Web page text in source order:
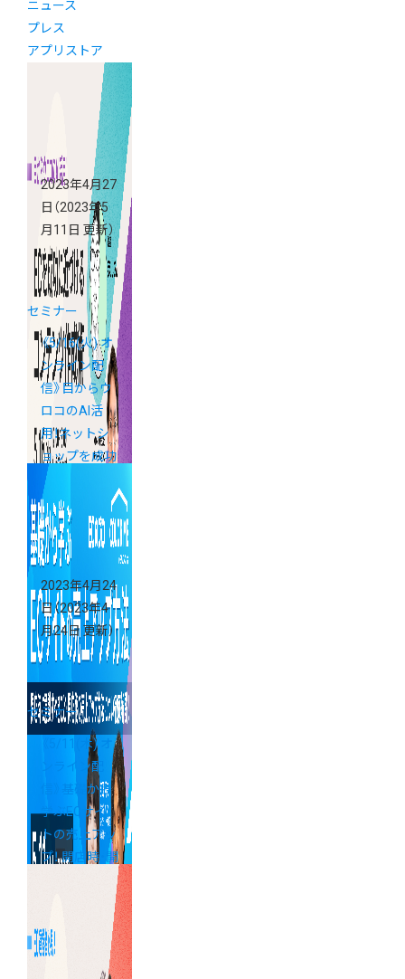
ニュース
プレス
アプリストア
2023年4月27
日 （2023年5
月11日 更新）
セミナー
《5/16(火) オ
ンライン配
信》目からウ
ロコのAI活
用！ネットシ
ョップを成功
に近づけるコ
ンテンツ作成
術
2023年4月24
日 （2023年4
月24日 更新）
セミナー
《5/11(木) オ
ンライン配
信》基礎から
学ぶECサイ
トの売上アッ
プ！ 開店時・開
べきマーケテ
ィング＆組織
づくりとは？